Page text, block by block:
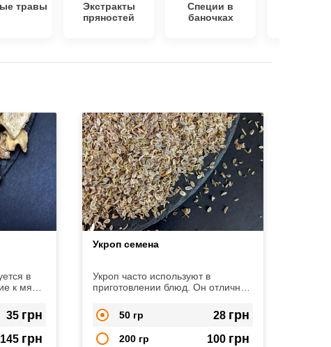
травы
Экстракты
пряностей
Специи в
баночках
в
к мясу,
35 грн
145 грн
Укроп семена
Укроп часто используют в
приготовлении блюд. Он отлично
продукты, а также может
совмещаться с различными
специями.
50 гр 28 грн
200 гр 100 грн